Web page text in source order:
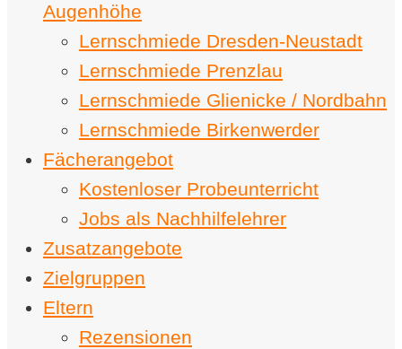
Augenhöhe
Lernschmiede Dresden-Neustadt
Lernschmiede Prenzlau
Lernschmiede Glienicke / Nordbahn
Lernschmiede Birkenwerder
Fächerangebot
Kostenloser Probeunterricht
Jobs als Nachhilfelehrer
Zusatzangebote
Zielgruppen
Eltern
Rezensionen